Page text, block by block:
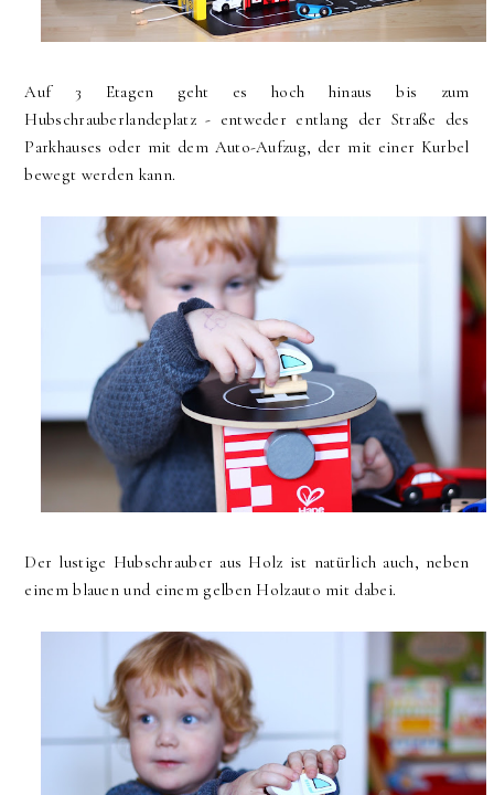
Auf 3 Etagen geht es hoch hinaus bis zum
Hubschrauberlandeplatz - entweder entlang der Straße des
Parkhauses oder mit dem Auto-Aufzug, der mit einer Kurbel
bewegt werden kann.
Der lustige Hubschrauber aus Holz ist natürlich auch, neben
einem blauen und einem gelben Holzauto mit dabei.